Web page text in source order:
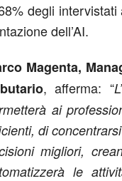
degli
dell’AI.
Magenta,
, afferma: “
ai
di
migliori,
le